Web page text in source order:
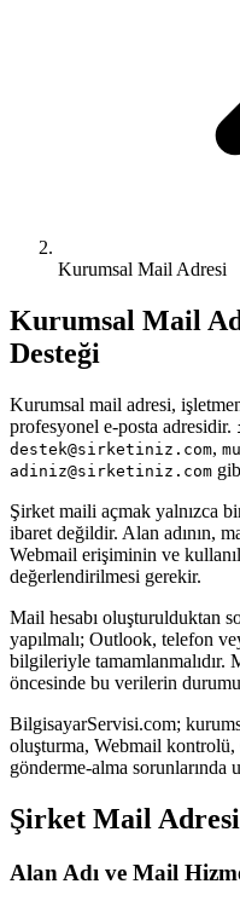
Kurumsal Mail Adresi
Kurumsal Mail
Desteği
Kurumsal mail adresi,
profesyonel e-posta adresidir.
destek@sirketiniz.com,
adiniz@sirketiniz.com
Şirket maili açmak yalnızca
ibaret değildir. Alan adının,
Webmail erişiminin ve
değerlendirilmesi gerekir.
Mail hesabı oluşturulduktan
yapılmalı; Outlook, telefon
bilgileriyle tamamlanmalıdır.
öncesinde bu verilerin
BilgisayarServisi.com;
oluşturma, Webmail
gönderme-alma sorunlarında
Şirket Mail Adresi
Alan Adı ve Mail